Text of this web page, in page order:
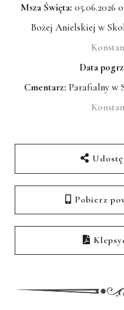
Msza Święta: 05.06.2026
Bożej Anielskiej w
Data
Cmentarz: Parafialny w
Pobierz